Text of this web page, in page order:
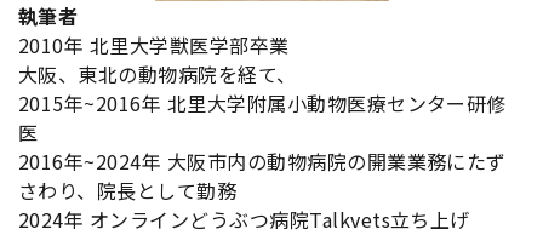
執筆者
2010年 北里大学獣医学部卒業
大阪、東北の動物病院を経て、
2015年~2016年 北里大学附属小動物医療センター研修
医
2016年~2024年 大阪市内の動物病院の開業業務にたず
さわり、院長として勤務
2024年 オンラインどうぶつ病院Talkvets立ち上げ